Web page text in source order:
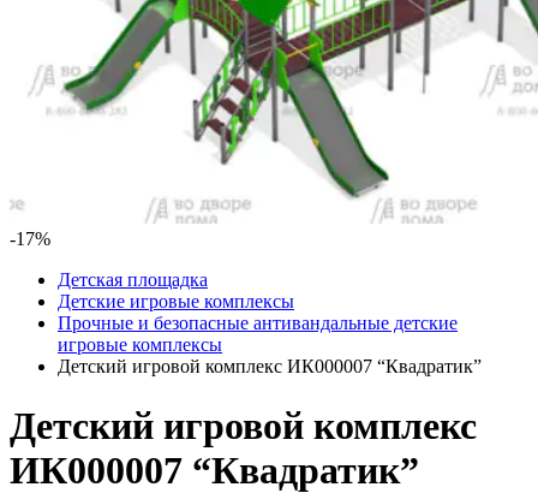
-17%
Детская площадка
Детские игровые комплексы
Прочные и безопасные антивандальные детские
игровые комплексы
Детский игровой комплекс ИК000007 “Квадратик”
Детский игровой комплекс
ИК000007 “Квадратик”